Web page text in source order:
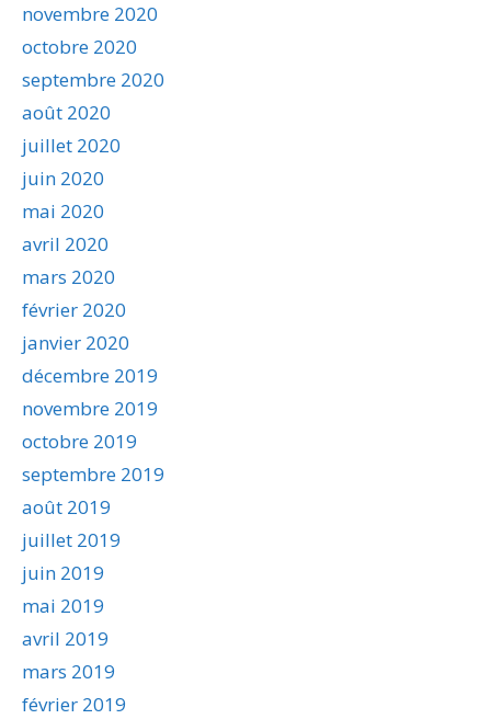
novembre 2020
octobre 2020
septembre 2020
août 2020
juillet 2020
juin 2020
mai 2020
avril 2020
mars 2020
février 2020
janvier 2020
décembre 2019
novembre 2019
octobre 2019
septembre 2019
août 2019
juillet 2019
juin 2019
mai 2019
avril 2019
mars 2019
février 2019